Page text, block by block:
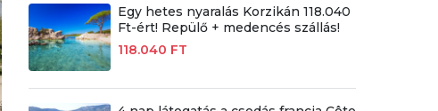
Egy hetes nyaralás Korzikán 118.040
Ft-ért! Repülő + medencés szállás!
118.040 FT